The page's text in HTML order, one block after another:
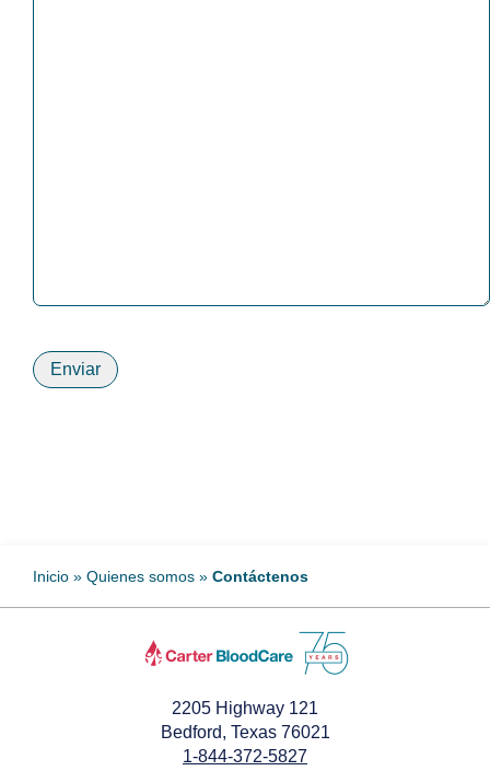
Enviar
Inicio » Quienes somos » Contáctenos
2205 Highway 121
Bedford, Texas 76021
1-844-372-5827